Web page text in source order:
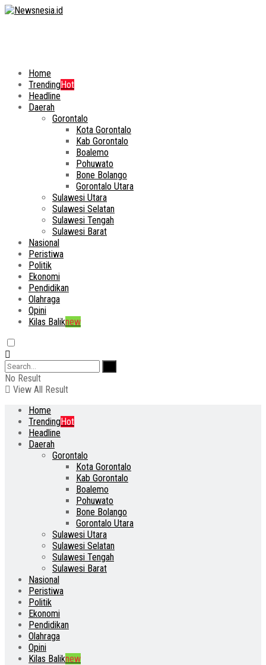
Home
TrendingHot
Headline
Daerah
Gorontalo
Kota Gorontalo
Kab Gorontalo
Boalemo
Pohuwato
Bone Bolango
Gorontalo Utara
Sulawesi Utara
Sulawesi Selatan
Sulawesi Tengah
Sulawesi Barat
Nasional
Peristiwa
Politik
Ekonomi
Pendidikan
Olahraga
Opini
Kilas Baliknew
No Result
View All Result
Home
TrendingHot
Headline
Daerah
Gorontalo
Kota Gorontalo
Kab Gorontalo
Boalemo
Pohuwato
Bone Bolango
Gorontalo Utara
Sulawesi Utara
Sulawesi Selatan
Sulawesi Tengah
Sulawesi Barat
Nasional
Peristiwa
Politik
Ekonomi
Pendidikan
Olahraga
Opini
Kilas Baliknew